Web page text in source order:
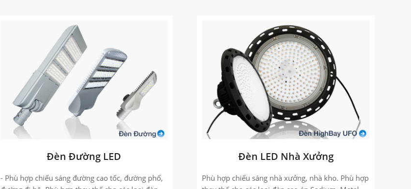
Đèn Đường LED
- Phù hợp chiếu sáng đường cao tốc, đường phố,
Đèn LED Nhà Xưởng
Phù hợp chiếu sáng nhà xưởng, nhà kho. Phù hợp